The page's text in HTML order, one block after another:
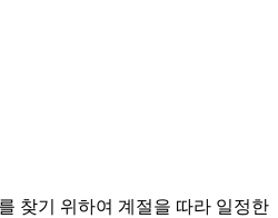
찾기 위하여 계절을 따라 일정한